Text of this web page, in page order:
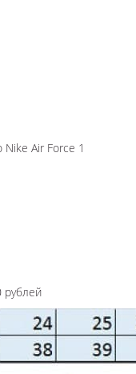
Air Force 1
рублей